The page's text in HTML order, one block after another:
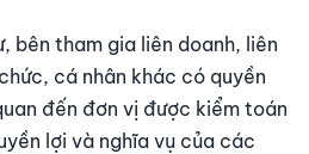
bên tham gia liên doanh, liên
cá nhân khác có quyền
đến đơn vị được kiểm toán
lợi và nghĩa vụ của các